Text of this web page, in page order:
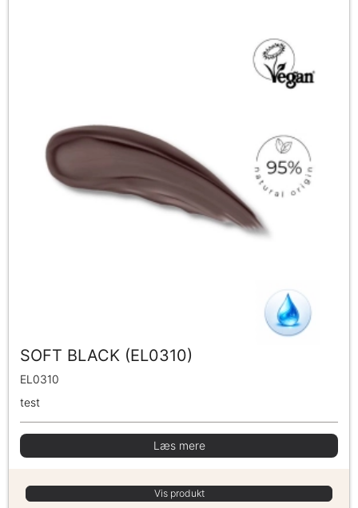
SOFT BLACK (EL0310)
EL0310
test
Læs mere
Vis produkt